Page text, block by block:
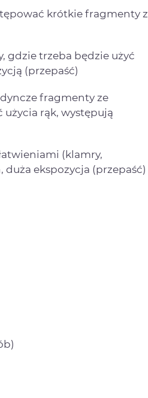
krótkie fragmenty z
gdzie trzeba będzie użyć
(przepaść)
fragmenty ze
użycia rąk, występują
(klamry,
ekspozycja (przepaść)